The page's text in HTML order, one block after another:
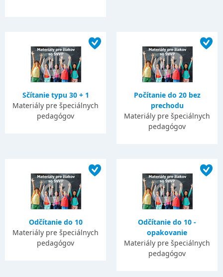
Sčítanie typu 30 + 1
Materiály pre špeciálnych
pedagógov
Počítanie do 20 bez
prechodu
Materiály pre špeciálnych
pedagógov
Odčítanie do 10
Materiály pre špeciálnych
pedagógov
Odčítanie do 10 -
opakovanie
Materiály pre špeciálnych
pedagógov